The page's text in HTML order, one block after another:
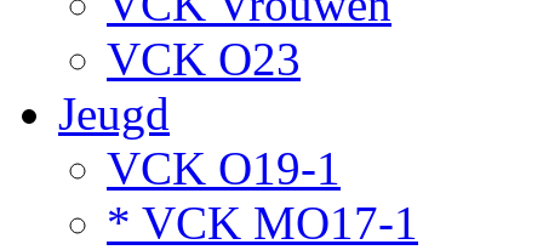
VCK O23
Jeugd
VCK O19-1
* VCK MO17-1